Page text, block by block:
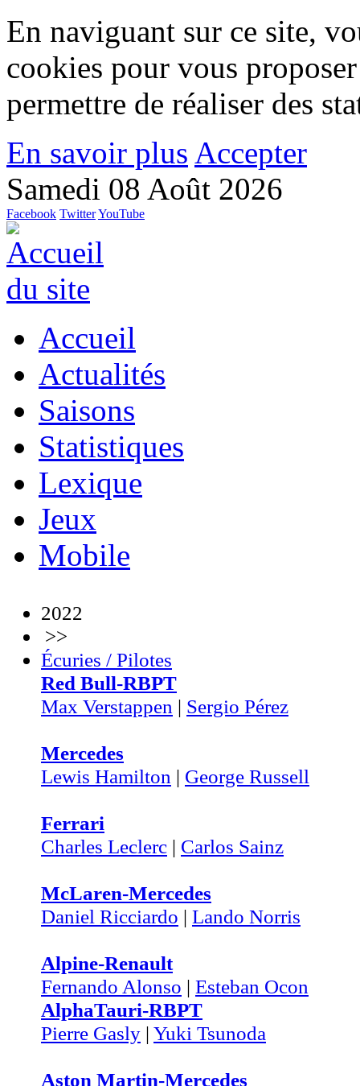
En naviguant sur ce site,
cookies pour vous
permettre de réaliser des
En savoir plus Accepter
Samedi 08 Août 2026
Facebook TwitterYouTube
Accueil
Actualités
Saisons
Statistiques
Lexique
Jeux
Mobile
2022
>>
Écuries / Pilotes
Red Bull-RBPT
Max Verstappen | Sergio Pérez
Mercedes
Lewis Hamilton | George Russell
Ferrari
Charles Leclerc | Carlos Sainz
McLaren-Mercedes
Daniel Ricciardo | Lando Norris
Alpine-Renault
Fernando Alonso | Esteban Ocon
AlphaTauri-RBPT
Pierre Gasly | Yuki Tsunoda
Aston Martin-Mercedes